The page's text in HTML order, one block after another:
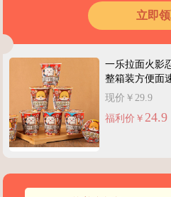
立即
一乐拉面火影
整箱装方便面
现价￥29.9
福利价￥ 24.9